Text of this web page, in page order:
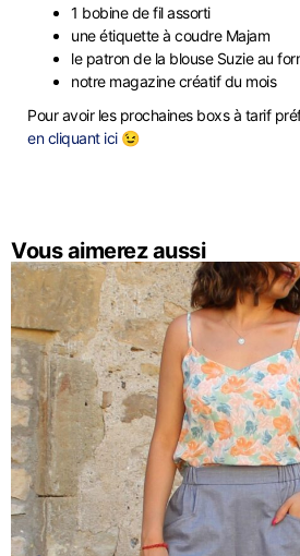
1 bobine de fil assorti
une étiquette à coudre Majam
le patron de la blouse Suzie au
notre magazine créatif du mois
Pour avoir les prochaines boxs à tarif
en cliquant ici 😉
Vous aimerez aussi